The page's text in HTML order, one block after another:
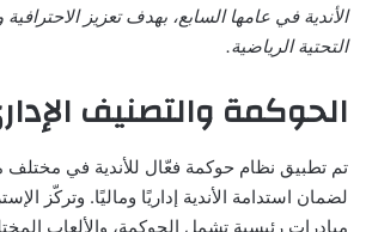
الأندية في عامها السابع، بهدف تعزيز
التحتية الرياضية.
الحوكمة والتصنيف
تم تطبيق نظام حوكمة فعّال للأندية في مختلف
لضمان استدامة الأندية إداريًا وماليًا. وتركّز
مبادرات رئيسية تشمل الحوكمة، والألعاب